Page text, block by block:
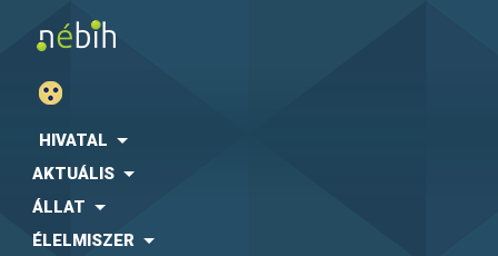
HIVATAL
AKTUÁLIS
ÁLLAT
ÉLELMISZER